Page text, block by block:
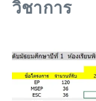
วิชาการ